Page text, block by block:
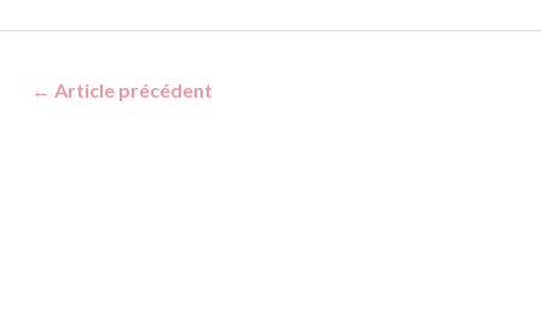
← Article précédent